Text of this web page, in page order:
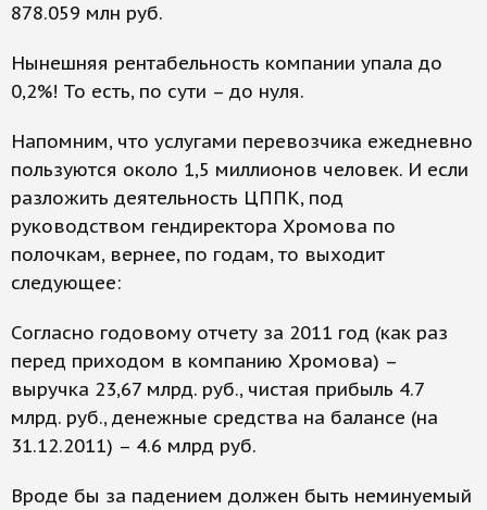
878.059 млн руб.
Нынешняя рентабельность компании упала до
0,2%! То есть, по сути – до нуля.
Напомним, что услугами перевозчика ежедневно
пользуются около 1,5 миллионов человек. И если
разложить деятельность ЦППК, под
руководством гендиректора Хромова по
полочкам, вернее, по годам, то выходит
следующее:
Согласно годовому отчету за 2011 год (как раз
перед приходом в компанию Хромова) –
выручка 23,67 млрд. руб., чистая прибыль 4.7
млрд. руб., денежные средства на балансе (на
31.12.2011) – 4.6 млрд руб.
Вроде бы за падением должен быть неминуемый